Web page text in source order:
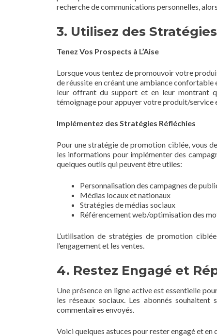
recherche de communications personnelles,
3. Utilisez des
Tenez Vos Prospects à L’Aise
Lorsque vous tentez de promouvoir votre
de réussite en créant une ambiance
leur offrant du support et en leur montrant
témoignage pour appuyer votre produit/service
Implémentez des Stratégies Réfléchies
Pour une stratégie de promotion ciblée, vous
les informations pour implémenter des
quelques outils qui peuvent être utiles:
Personnalisation des campagnes de
Médias locaux et nationaux
Stratégies de médias sociaux
Référencement web/optimisation des
L’utilisation de stratégies de promotion
l’engagement et les ventes.
4. Restez Engagé et
Une présence en ligne active est essentielle
les réseaux sociaux. Les abonnés
commentaires envoyés.
Voici quelques astuces pour rester engagé et en